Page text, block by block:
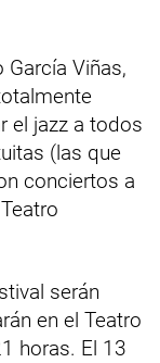
Viñas,
el jazz a todos
(las que
conciertos a
serán
en el Teatro
horas. El 13